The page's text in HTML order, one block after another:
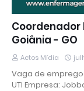
Coordenador
Goiânia - GO
Actos Mídia
Vaga de
UTI Empresa: